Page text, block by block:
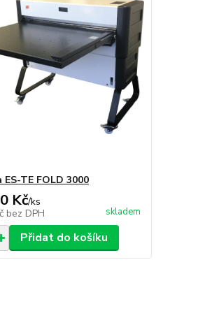
ES-TE FOLD 3000
Kč/ks
bez DPH skladem
Přidat do košíku